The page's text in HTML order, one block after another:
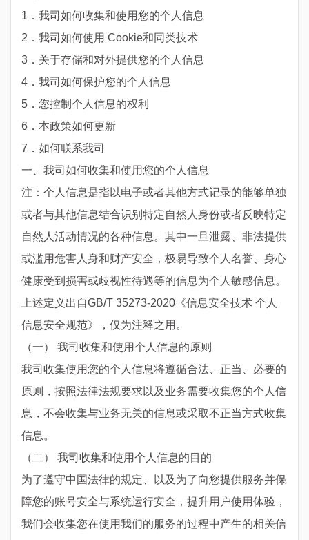
1．我司如何收集和使用您的个人信息
2．我司如何使用 Cookie和同类技术
3．关于存储和对外提供您的个人信息
4．我司如何保护您的个人信息
5．您控制个人信息的权利
6．本政策如何更新
7．如何联系我司
一、我司如何收集和使用您的个人信息
注：个人信息是指以电子或者其他方式记录的能够单独
或者与其他信息结合识别特定自然人身份或者反映特定
自然人活动情况的各种信息。其中一旦泄露、非法提供
或滥用危害人身和财产安全，极易导致个人名誉、身心
健康受到损害或歧视性待遇等的信息为个人敏感信息。
上述定义出自GB/T 35273-2020《信息安全技术 个人
信息安全规范》，仅为注释之用。
（一） 我司收集和使用个人信息的原则
我司收集使用您的个人信息将遵循合法、正当、必要的
原则，按照法律法规要求以及业务需要收集您的个人信
息，不会收集与业务无关的信息或采取不正当方式收集
信息。
（二） 我司收集和使用个人信息的目的
为了遵守中国法律的规定、以及为了向您提供服务并保
障您的账号安全与系统运行安全，提升用户使用体验，
我们会收集您在使用我们的服务的过程中产生的相关信